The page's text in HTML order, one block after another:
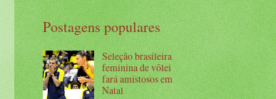
Postagens populares
Seleção brasileira
feminina de vôlei
fará amistosos em
Natal